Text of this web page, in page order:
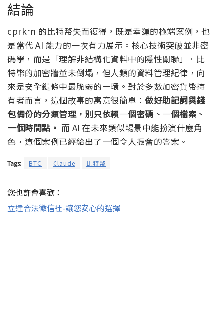
結論
cprkrn 的比特幣失而復得，既是幸運的極端案例，也
是當代 AI 能力的一次有力展示。核心技術突破並非密
碼學，而是「理解非結構化資料中的隱性關聯」。比
特幣的加密牆並未倒塌，但人類的資料管理紀律，向
來是安全鏈條中最脆弱的一環。對於多數加密貨幣持
有者而言，這個故事的寓意很簡單： 做好助記詞與錢
包備份的分類管理，別只依賴一個密碼、一個檔案、
一個時間點。 而 AI 在未來類似場景中能扮演什麼角
色，這個案例已經給出了一個令人振奮的答案。
Tags: BTC Claude 比特幣
您也許會喜歡：
立達合法徵信社-讓您安心的選擇